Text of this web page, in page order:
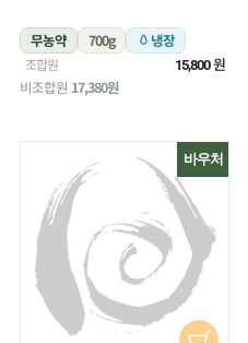
무농약 700g 냉장
조합원 15,800원
비조합원 17,380원
바우처